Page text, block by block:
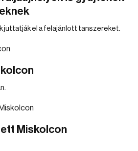
juttatják el a felajánlott tanszereket.
Miskolcon